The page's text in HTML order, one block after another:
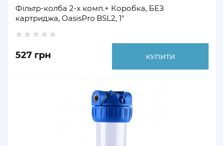
Фільтр-колба 2-х комп.+ Коробка, БЕЗ
картриджа, OasisPro BSL2, 1″
527 грн КУПИТИ